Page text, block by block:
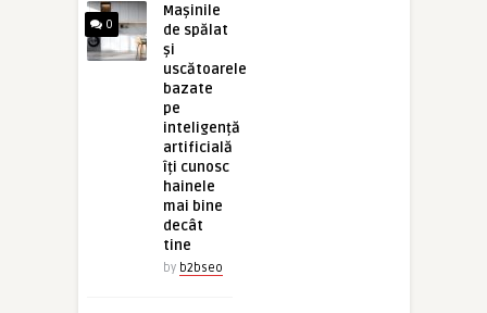
0
Mașinile
de spălat
și
uscătoarele
bazate
pe
inteligență
artificială
îți cunosc
hainele
mai bine
decât
tine
by b2bseo